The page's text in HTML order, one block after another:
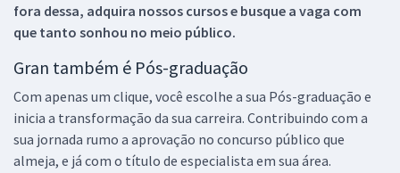
fora dessa, adquira nossos cursos e busque a vaga com
que tanto sonhou no meio público.
Gran também é Pós-graduação
Com apenas um clique, você escolhe a sua Pós-graduação e
inicia a transformação da sua carreira. Contribuindo com a
sua jornada rumo a aprovação no concurso público que
almeja, e já com o título de especialista em sua área.